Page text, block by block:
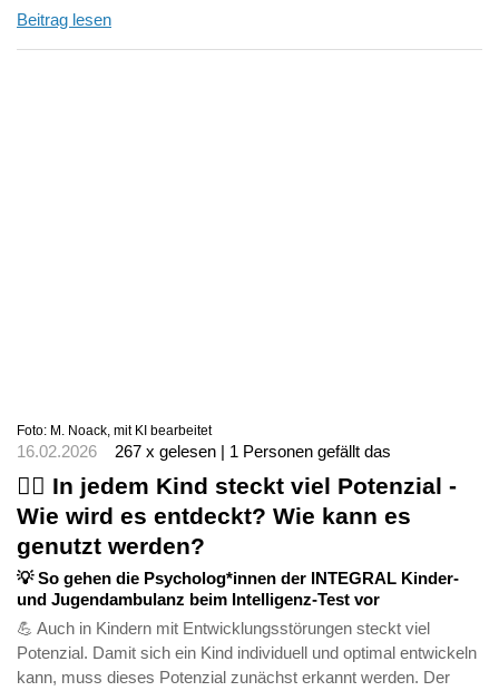
Beitrag lesen
Foto: M. Noack, mit KI bearbeitet
16.02.2026 267 x gelesen | 1 Personen gefällt das
🤸‍♀️ In jedem Kind steckt viel Potenzial -
Wie wird es entdeckt? Wie kann es
genutzt werden?
💡 So gehen die Psycholog*innen der INTEGRAL Kinder-
und Jugendambulanz beim Intelligenz-Test vor
💪 Auch in Kindern mit Entwicklungsstörungen steckt viel
Potenzial. Damit sich ein Kind individuell und optimal entwickeln
kann, muss dieses Potenzial zunächst erkannt werden. Der